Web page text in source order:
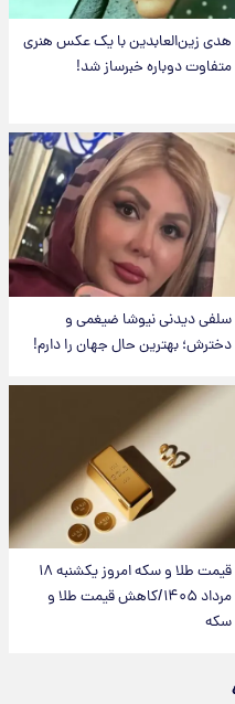
هدی زین‌العابدین با یک عکس هنری
متفاوت دوباره خبرساز شد!
سلفی دیدنی نیوشا ضیغمی و
دخترش؛ بهترین حال جهان را دارم!
قیمت طلا و سکه امروز یکشنبه ۱۸
مرداد ۱۴۰۵/کاهش قیمت طلا و
سکه